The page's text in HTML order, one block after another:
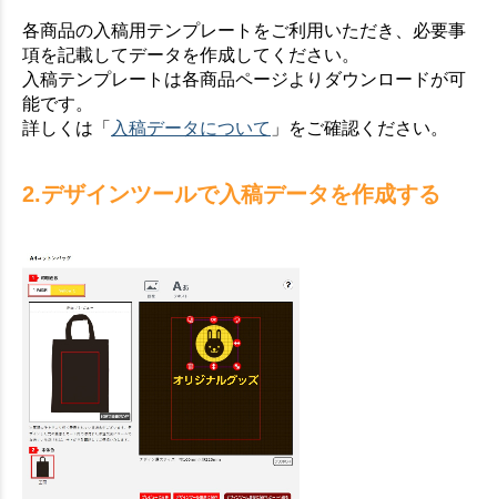
各商品の入稿用テンプレートをご利用いただき、必要事
項を記載してデータを作成してください。
入稿テンプレートは各商品ページよりダウンロードが可
能です。
詳しくは「 入稿データについて 」をご確認ください。
2.デザインツールで入稿データを作成する